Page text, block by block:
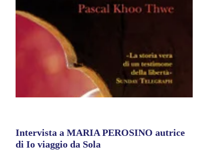
Intervista a MARIA PEROSINO autrice
di Io viaggio da Sola